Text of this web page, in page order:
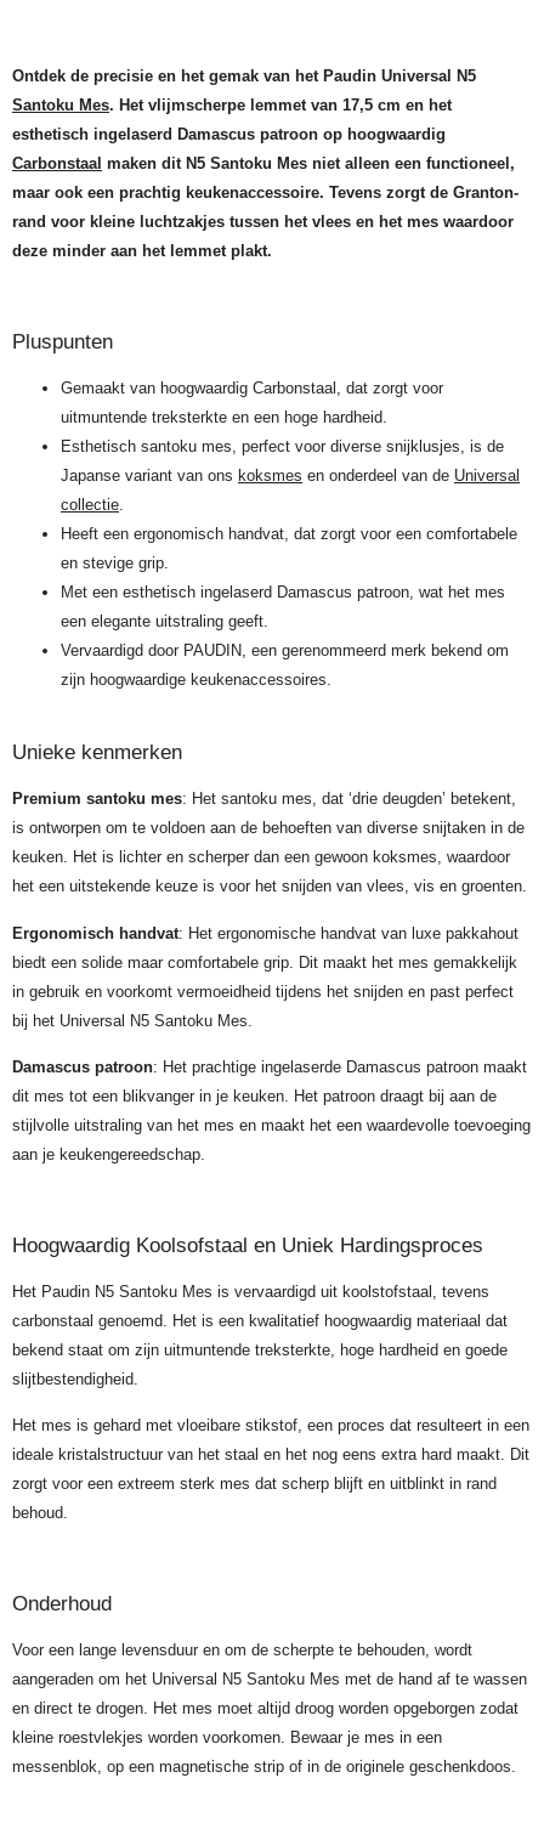
Ontdek de precisie en het gemak van het Paudin Universal N5
Santoku Mes. Het vlijmscherpe lemmet van 17,5 cm en het
esthetisch ingelaserd Damascus patroon op hoogwaardig
Carbonstaal maken dit N5 Santoku Mes niet alleen een functioneel,
maar ook een prachtig keukenaccessoire. Tevens zorgt de Granton-
rand voor kleine luchtzakjes tussen het vlees en het mes waardoor
deze minder aan het lemmet plakt.
Pluspunten
Gemaakt van hoogwaardig Carbonstaal, dat zorgt voor
uitmuntende treksterkte en een hoge hardheid.
Esthetisch santoku mes, perfect voor diverse snijklusjes, is de
Japanse variant van ons koksmes en onderdeel van de Universal
collectie
Heeft een ergonomisch handvat, dat zorgt voor een comfortabele
en stevige grip.
Met een esthetisch ingelaserd Damascus patroon, wat het mes
een elegante uitstraling geeft.
Vervaardigd door PAUDIN, een gerenommeerd merk bekend om
zijn hoogwaardige keukenaccessoires.
Unieke kenmerken
Premium santoku mes: Het santoku mes, dat ‘drie deugden’ betekent,
is ontworpen om te voldoen aan de behoeften van diverse snijtaken in de
keuken. Het is lichter en scherper dan een gewoon koksmes, waardoor
het een uitstekende keuze is voor het snijden van vlees, vis en groenten.
Ergonomisch handvat: Het ergonomische handvat van luxe pakkahout
biedt een solide maar comfortabele grip. Dit maakt het mes gemakkelijk
in gebruik en voorkomt vermoeidheid tijdens het snijden en past perfect
bij het Universal N5 Santoku Mes.
Damascus patroon: Het prachtige ingelaserde Damascus patroon maakt
dit mes tot een blikvanger in je keuken. Het patroon draagt bij aan de
stijlvolle uitstraling van het mes en maakt het een waardevolle toevoeging
aan je keukengereedschap.
Hoogwaardig Koolsofstaal en Uniek Hardingsproces
Het Paudin N5 Santoku Mes is vervaardigd uit koolstofstaal, tevens
carbonstaal genoemd. Het is een kwalitatief hoogwaardig materiaal dat
bekend staat om zijn uitmuntende treksterkte, hoge hardheid en goede
slijtbestendigheid.
Het mes is gehard met vloeibare stikstof, een proces dat resulteert in een
ideale kristalstructuur van het staal en het nog eens extra hard maakt. Dit
zorgt voor een extreem sterk mes dat scherp blijft en uitblinkt in rand
behoud.
Onderhoud
Voor een lange levensduur en om de scherpte te behouden, wordt
aangeraden om het Universal N5 Santoku Mes met de hand af te wassen
en direct te drogen. Het mes moet altijd droog worden opgeborgen zodat
kleine roestvlekjes worden voorkomen. Bewaar je mes in een
messenblok, op een magnetische strip of in de originele geschenkdoos.